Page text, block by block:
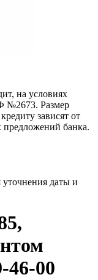
на условиях
№2673. Размер
зависят от
предложений банка.
даты и
46-00